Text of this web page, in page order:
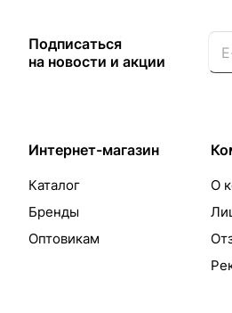
Подписаться
на новости и акции
Интернет-магазин
Каталог
Бренды
Оптовикам
О